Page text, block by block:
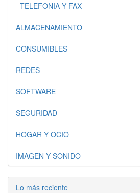
TELEFONIA Y FAX
ALMACENAMIENTO
CONSUMIBLES
REDES
SOFTWARE
SEGURIDAD
HOGAR Y OCIO
IMAGEN Y SONIDO
Lo más reciente